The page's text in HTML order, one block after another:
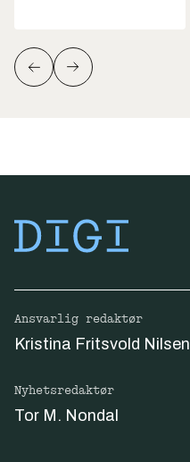
Ansvarlig redaktør
Kristina Fritsvold Nilsen
Nyhetsredaktør
Tor M. Nondal